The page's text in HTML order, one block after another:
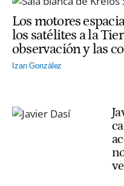
Los motores
los satélites a la
observación y las
Izan González